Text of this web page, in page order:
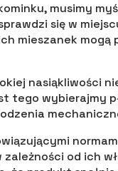
musimy
się w
mieszanek mogą
nasiąkliwości
tego wybierajmy
od ich